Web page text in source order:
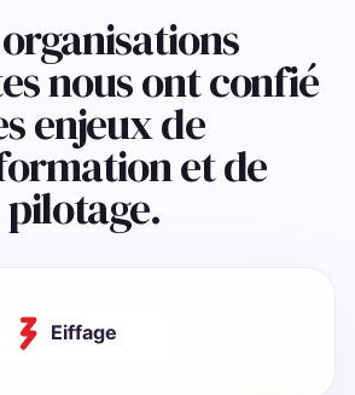
nous ont confié
enjeux de
et de
pilotage.